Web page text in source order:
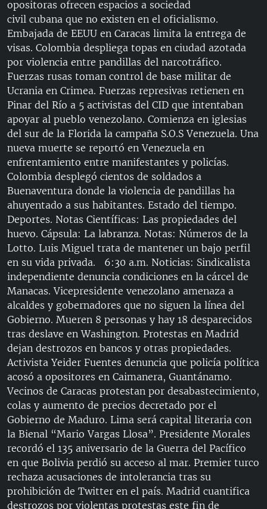
RADIO MARTÍ
ESPECIALES
ESPECIALES
LA REALIDAD DE LA VIVIENDA EN CUBA
SER VIEJO EN CUBA
KENTU-CUBANO
LOS SANTOS DE HIALEAH
DESINFORMACIÓN RUSA EN AMÉRICA LATINA
LA INVASIÓN DE RUSIA A UCRANIA
MULTIMEDIA
EDITORIALES
SÍGUENOS
opositoras ofrecen espacios a sociedad
civil cubana que no existen en el oficialismo.
Embajada de EEUU en Caracas limita la entrega de
visas. Colombia despliega topas en ciudad azotada
por violencia entre pandillas del narcotráfico.
Fuerzas rusas toman control de base militar de
Ucrania en Crimea. Fuerzas represivas retienen en
Pinar del Río a 5 activistas del CID que intentaban
apoyar al pueblo venezolano. Comienza en iglesias
del sur de la Florida la campaña S.O.S Venezuela. Una
nueva muerte se reportó en Venezuela en
enfrentamiento entre manifestantes y policías.
Colombia desplegó cientos de soldados a
Buenaventura donde la violencia de pandillas ha
ahuyentado a sus habitantes. Estado del tiempo.
Deportes. Notas Científicas: Las propiedades del
huevo. Cápsula: La labranza. Notas: Números de la
Lotto. Luis Miguel trata de mantener un bajo perfil
en su vida privada. 6:30 a.m. Noticias: Sindicalista
independiente denuncia condiciones en la cárcel de
Manacas. Vicepresidente venezolano amenaza a
alcaldes y gobernadores que no siguen la línea del
Gobierno. Mueren 8 personas y hay 18 desparecidos
tras deslave en Washington. Protestas en Madrid
dejan destrozos en bancos y otras propiedades.
Activista Yeider Fuentes denuncia que policía política
acosó a opositores en Caimanera, Guantánamo.
Vecinos de Caracas protestan por desabastecimiento,
colas y aumento de precios decretado por el
Gobierno de Maduro. Lima será capital literaria con
la Bienal “Mario Vargas Llosa”. Presidente Morales
recordó el 135 aniversario de la Guerra del Pacífico
en que Bolivia perdió su acceso al mar. Premier turco
rechaza acusaciones de intolerancia tras su
prohibición de Twitter en el país. Madrid cuantifica
destrozos por violentas protestas este fin de